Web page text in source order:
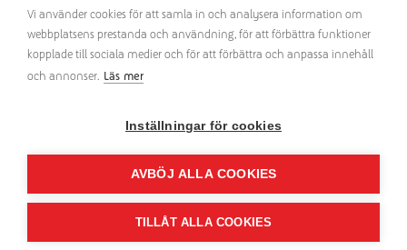
Telekom
Support
Artiklar & Nyheter
Elon Business IT & Solutions
Växel: 010-220 40 00
Vi använder cookies för att samla in och analysera information om
webbplatsens prestanda och användning, för att förbättra funktioner
kopplade till sociala medier och för att förbättra och anpassa innehåll
och annonser. Läs mer
Inställningar för cookies
AVBÖJ ALLA COOKIES
TILLÅT ALLA COOKIES